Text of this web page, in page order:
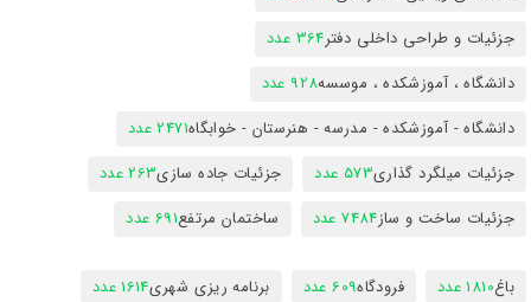
جزئیات و طراحی داخلی دفتر364 عدد
دانشگاه ، آموزشکده ، موسسه928 عدد
دانشگاه - آموزشکده - مدرسه - هنرستان - خوابگاه2471 عدد
جزئیات میلگرد گذاری573 عدد جزئیات جاده سازی263 عدد
جزئیات ساخت و ساز7484 عدد ساختمان مرتفع691 عدد
باغ1810 عدد فرودگاه609 عدد برنامه ریزی شهری1614 عدد